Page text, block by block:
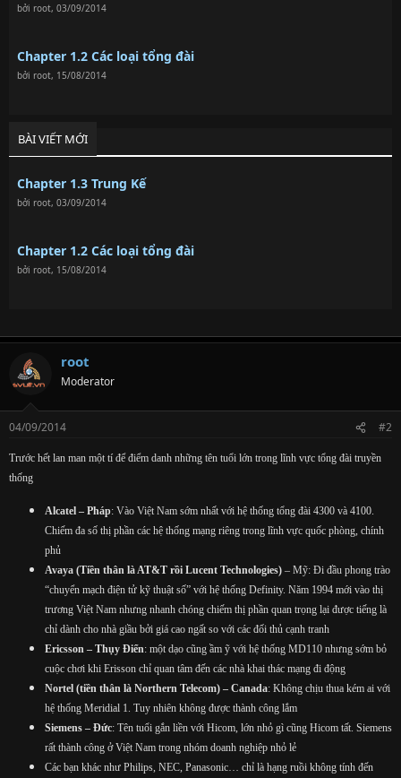
bởi root, 03/09/2014
Chapter 1.2 Các loại tổng đài
bởi root, 15/08/2014
BÀI VIẾT MỚI
Chapter 1.3 Trung Kế
bởi root, 03/09/2014
Chapter 1.2 Các loại tổng đài
bởi root, 15/08/2014
root
Moderator
04/09/2014 #2
Trước hết lan man một tí để điểm danh những tên tuổi lớn trong lĩnh vực tổng đài truyền
thống
Alcatel – Pháp: Vào Việt Nam sớm nhất với hệ thống tổng đài 4300 và 4100.
Chiếm đa số thị phần các hệ thống mạng riêng trong lĩnh vực quốc phòng, chính
phủ
Avaya (Tiền thân là AT&T rồi Lucent Technologies) – Mỹ: Đi đầu phong trào
“chuyển mạch điện tử kỹ thuật số” với hệ thống Definity. Năm 1994 mới vào thị
trương Việt Nam nhưng nhanh chóng chiếm thị phần quan trọng lại được tiếng là
chỉ dành cho nhà giầu bởi giá cao ngất so với các đối thủ cạnh tranh
Ericsson – Thụy Điển: một dạo cũng ầm ỹ với hệ thống MD110 nhưng sớm bỏ
cuộc chơi khi Erisson chỉ quan tâm đến các nhà khai thác mạng đi động
Nortel (tiền thân là Northern Telecom) – Canada: Không chịu thua kém ai với
hệ thống Meridial 1. Tuy nhiên không được thành công lắm
Siemens – Đức: Tên tuổi gắn liền với Hicom, lớn nhỏ gì cũng Hicom tất. Siemens
rất thành công ở Việt Nam trong nhóm doanh nghiệp nhỏ lẻ
Các bạn khác như Philips, NEC, Panasonic… chỉ là hạng ruồi không tính đến